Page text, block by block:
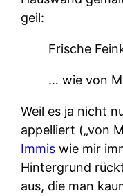
geil:
Frische
… wie von
Weil es ja nicht
appelliert („von
Immis wie mir
Hintergrund
aus, die man